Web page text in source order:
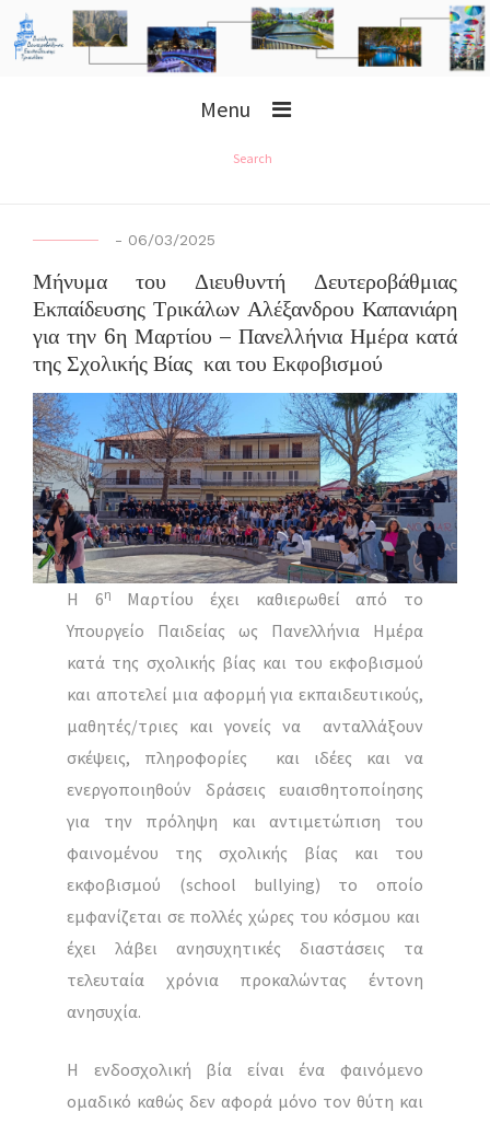
Menu
Search
- 06/03/2025
Μήνυμα του Διευθυντή Δευτεροβάθμιας
Εκπαίδευσης Τρικάλων Αλέξανδρου Καπανιάρη
για την 6η Μαρτίου – Πανελλήνια Ημέρα κατά
της Σχολικής Βίας και του Εκφοβισμού
Η 6η
Μαρτίου έχει καθιερωθεί από το
Υπουργείο Παιδείας ως Πανελλήνια Ημέρα
κατά της σχολικής βίας και του εκφοβισμού
και αποτελεί μια αφορμή για εκπαιδευτικούς,
μαθητές/τριες και γονείς να ανταλλάξουν
σκέψεις, πληροφορίες και ιδέες και να
ενεργοποιηθούν δράσεις ευαισθητοποίησης
για την πρόληψη και αντιμετώπιση του
φαινομένου της σχολικής βίας και του
εκφοβισμού (school bullying) το οποίο
εμφανίζεται σε πολλές χώρες του κόσμου και
έχει λάβει ανησυχητικές διαστάσεις τα
τελευταία χρόνια προκαλώντας έντονη
ανησυχία.
Η ενδοσχολική βία είναι ένα φαινόμενο
ομαδικό καθώς δεν αφορά μόνο τον θύτη και